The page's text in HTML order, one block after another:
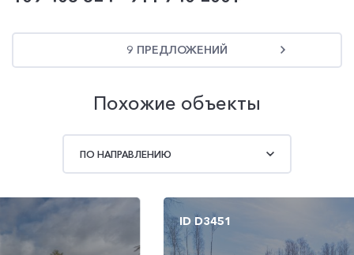
9 ПРЕДЛОЖЕНИЙ
Похожие объекты
ПО НАПРАВЛЕНИЮ
ID D3451